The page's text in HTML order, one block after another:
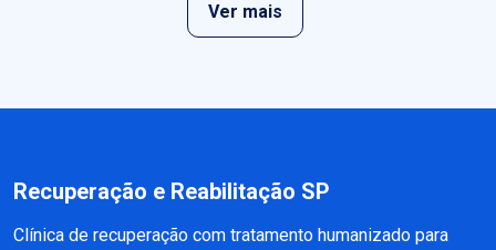
Ver mais
Recuperação e Reabilitação SP
Clínica de recuperação com tratamento humanizado para